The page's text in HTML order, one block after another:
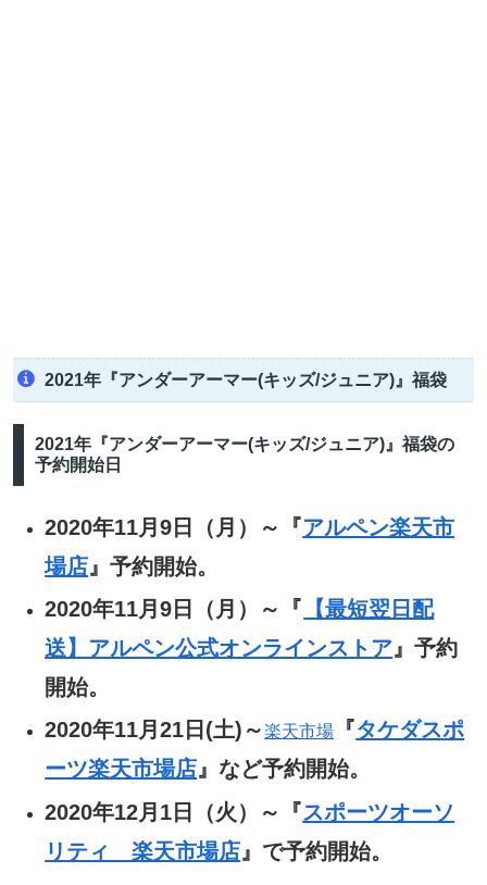
2021年『アンダーアーマー(キッズ/ジュニア)』福袋
2021年『アンダーアーマー(キッズ/ジュニア)』福袋の
予約開始日
2020年11月9日（月）～『アルペン楽天市
場店』予約開始。
2020年11月9日（月）～『 【最短翌日配
送】アルペン公式オンラインストア』予約
開始。
2020年11月21日(土)～楽天市場 『タケダスポ
ーツ楽天市場店』など予約開始。
2020年12月1日（火）～『スポーツオーソ
リティ 楽天市場店』で予約開始。